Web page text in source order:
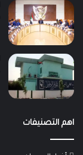
اهم التصنيفات